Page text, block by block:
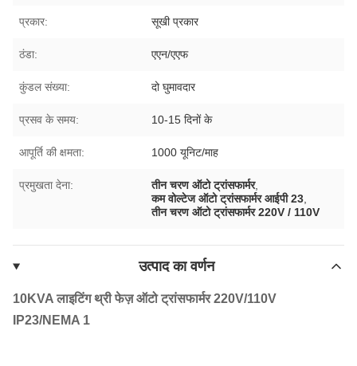
प्रकार: सूखी प्रकार
ठंडा: एएन/एएफ
कुंडल संख्या: दो घुमावदार
प्रसव के समय: 10-15 दिनों के
आपूर्ति की क्षमता: 1000 यूनिट/माह
प्रमुखता देना: तीन चरण ऑटो ट्रांसफार्मर,
कम वोल्टेज ऑटो ट्रांसफार्मर आईपी 23
तीन चरण ऑटो ट्रांसफार्मर 220V / 110V
उत्पाद का वर्णन
10KVA लाइटिंग थ्री फेज़ ऑटो ट्रांसफार्मर 220V/110V
IP23/NEMA 1